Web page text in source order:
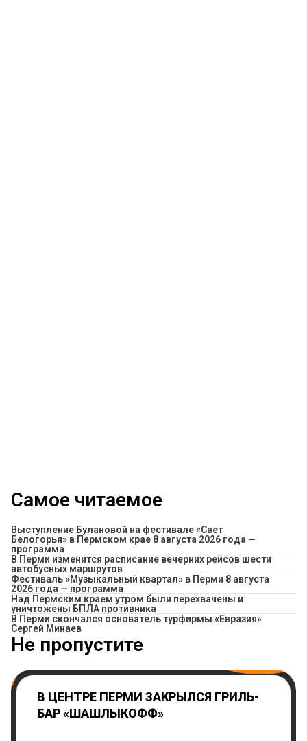
Самое читаемое
Выступление Булановой на фестивале «Свет
Белогорья» в Пермском крае 8 августа 2026 года —
программа
​В Перми изменится расписание вечерних рейсов шести
автобусных маршрутов
Фестиваль «Музыкальный квартал» в Перми 8 августа
2026 года — программа
Над Пермским краем утром были перехвачены и
уничтожены БПЛА противника
В Перми скончался основатель турфирмы «Евразия»
Сергей Минаев
Не пропустите
В ЦЕНТРЕ ПЕРМИ ЗАКРЫЛСЯ ГРИЛЬ-
БАР «ШАШЛЫКОФФ»